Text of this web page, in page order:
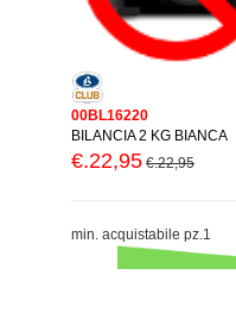
00BL16220
BILANCIA 2 KG BIANCA
€.22,95 €.22,95
min. acquistabile pz.1